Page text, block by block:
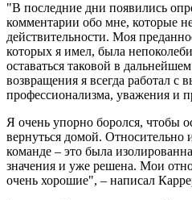
"В последние дни появились
комментарии обо мне, которые
действительности. Моя
которых я имел, была
оставаться таковой в
возвращения я всегда работал с
профессионализма, уважения и
Я очень упорно боролся, чтобы
вернуться домой. Относительно
команде – это была
значения и уже решена. Мои
очень хорошие", – написал